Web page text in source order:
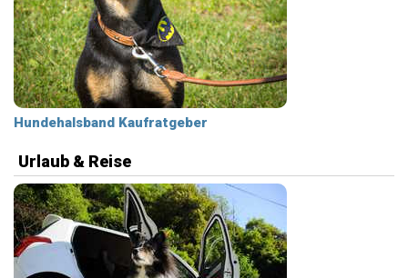
Hundehalsband Kaufratgeber
Urlaub & Reise